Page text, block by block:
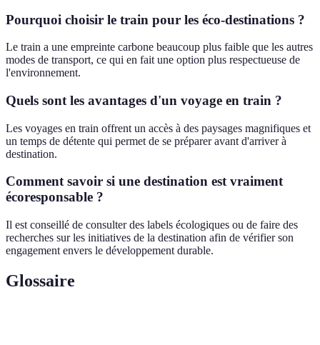
Pourquoi choisir le train pour les éco-destinations ?
Le train a une empreinte carbone beaucoup plus faible que les autres
modes de transport, ce qui en fait une option plus respectueuse de
l'environnement.
Quels sont les avantages d'un voyage en train ?
Les voyages en train offrent un accès à des paysages magnifiques et
un temps de détente qui permet de se préparer avant d'arriver à
destination.
Comment savoir si une destination est vraiment
écoresponsable ?
Il est conseillé de consulter des labels écologiques ou de faire des
recherches sur les initiatives de la destination afin de vérifier son
engagement envers le développement durable.
Glossaire